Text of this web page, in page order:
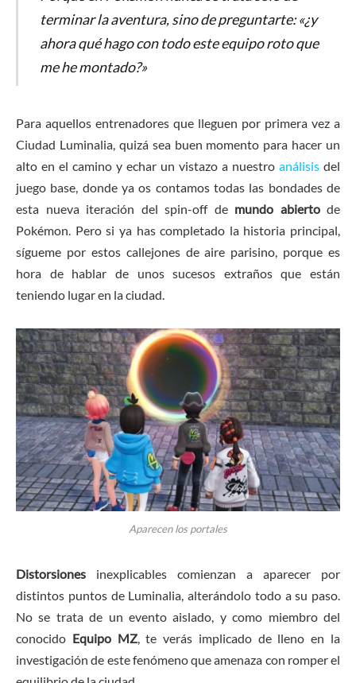
terminar la aventura, sino de preguntarte: «¿y
ahora qué hago con todo este equipo roto que
me he montado?»
Para aquellos entrenadores que lleguen por primera vez a
Ciudad Luminalia, quizá sea buen momento para hacer un
alto en el camino y echar un vistazo a nuestro análisis del
juego base, donde ya os contamos todas las bondades de
esta nueva iteración del spin-off de mundo abiertode
Pokémon. Pero si ya has completado la historia principal,
sígueme por estos callejones de aire parisino, porque es
hora de hablar de unos sucesos extraños que están
teniendo lugar en la ciudad.
Aparecen los portales
Distorsiones inexplicables comienzan a aparecer por
distintos puntos de Luminalia, alterándolo todo a su paso.
No se trata de un evento aislado, y como miembro del
conocido Equipo MZ, te verás implicado de lleno en la
investigación de este fenómeno que amenaza con romper el